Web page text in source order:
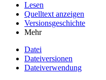
Lesen
Quelltext anzeigen
Versionsgeschichte
Mehr
Datei
Dateiversionen
Dateiverwendung